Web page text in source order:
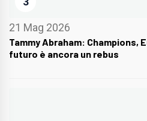
21 Mag 2026
Tammy Abraham: Champions,
futuro è ancora un rebus